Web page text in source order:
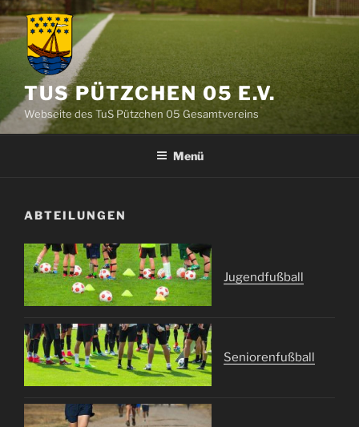
Zum
Inhalt
springen
TUS PÜTZCHEN 05 E.V.
Webseite des TuS Pützchen 05 Gesamtvereins
Menü
ABTEILUNGEN
Jugendfußball
Seniorenfußball